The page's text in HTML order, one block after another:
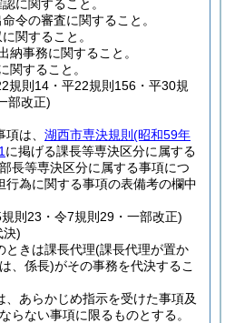
に関すること。
令の審査に関すること。
関すること。
事務に関すること。
すること。
規則14・平22規則156・平30規
部改正)
は、 湖西市専決規則 (昭和59年
に掲げる課長等専決区分に属する
長等専決区分に属する事項につ
為に関する事項の表備考の欄中
則23・令7規則29・一部改正)
決)
ときは課長代理(課長代理が置か
、係長)がその事務を代決するこ
、あらかじめ指示を受けた事項及
らない事項に限るものとする。